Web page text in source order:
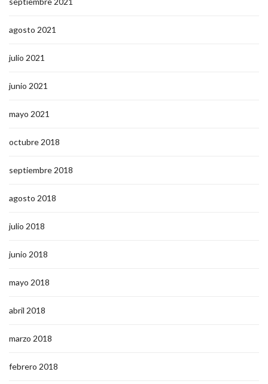
agosto 2021
julio 2021
junio 2021
mayo 2021
octubre 2018
septiembre 2018
agosto 2018
julio 2018
junio 2018
mayo 2018
abril 2018
marzo 2018
febrero 2018